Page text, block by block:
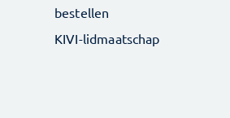
bestellen
KIVI-lidmaatschap